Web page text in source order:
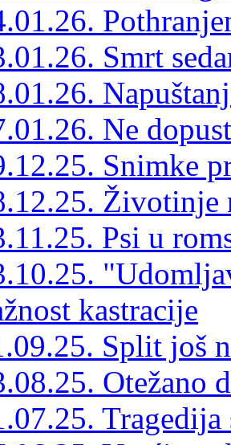
Smrt
Ne
Snimke
Životinje
Psi u
kastracije
Split još
Otežano